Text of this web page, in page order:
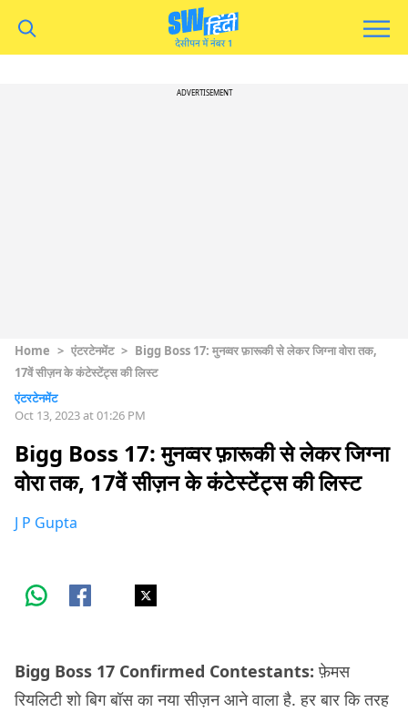
ADVERTISEMENT
Home > एंटरटेनमेंट > Bigg Boss 17: मुनव्वर फ़ारूकी से लेकर जिग्ना वोरा तक,
17वें सीज़न के कंटेस्टेंट्स की लिस्ट
एंटरटेनमेंट
Oct 13, 2023 at 01:26 PM
Bigg Boss 17: मुनव्वर फ़ारूकी से लेकर जिग्ना
वोरा तक, 17वें सीज़न के कंटेस्टेंट्स की लिस्ट
J P Gupta
Bigg Boss 17 Confirmed Contestants:फ़ेमस
रियलिटी शो बिग बॉस का नया सीज़न आने वाला है. हर बार कि तरह